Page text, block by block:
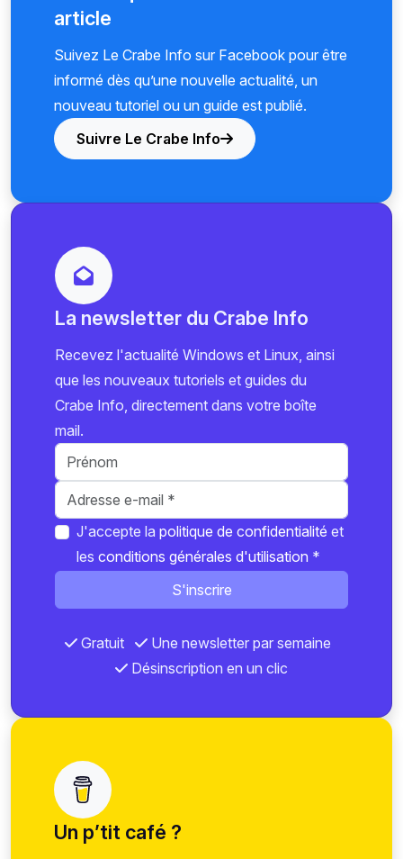
article
Suivez Le Crabe Info sur Facebook pour être
informé dès qu’une nouvelle actualité, un
nouveau tutoriel ou un guide est publié.
Suivre Le Crabe Info
La newsletter du Crabe Info
Recevez l'actualité Windows et Linux, ainsi
que les nouveaux tutoriels et guides du
Crabe Info, directement dans votre boîte
mail.
J'accepte la politique de confidentialité et
les conditions générales d'utilisation *
S'inscrire
Gratuit
Une newsletter par semaine
Désinscription en un clic
Un p’tit café ?